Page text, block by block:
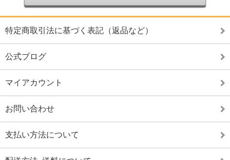
特定商取引法に基づく表記（返品など）
公式ブログ
マイアカウント
お問い合わせ
支払い方法について